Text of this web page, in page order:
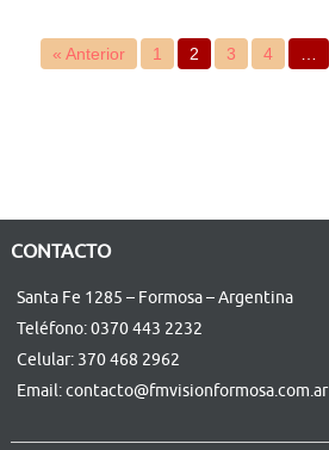
« Anterior 1 2 3 4
CONTACTO
Santa Fe 1285 – Formosa – Argentina
Teléfono: 0370 443 2232
Celular: 370 468 2962
Email: contacto@fmvisionformosa.com.ar